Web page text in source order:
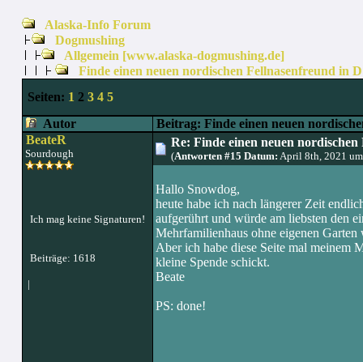
Alaska-Info Forum
Dogmushing
Allgemein [www.alaska-dogmushing.de]
Finde einen neuen nordischen Fellnasenfreund in D
Seiten: 1 2 3 4 5
Autor
Beitrag: Finde einen neuen
BeateR
Sourdough
Ich mag keine Signaturen!
Beiträge: 1618
|
Re: Finde einen neuen
(Antworten #15 Datum: April 8th, 2021
Hallo Snowdog,
heute habe ich nach längerer Zeit
aufgerührt und würde am liebsten den
Mehrfamilienhaus ohne eigenen
Aber ich habe diese Seite mal meinem
kleine Spende schickt.
Beate
PS: done!